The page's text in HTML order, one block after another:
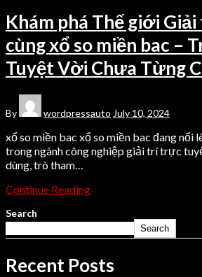
Khám phá Thế giới
cùng xổ so miền bac –
Tuyệt Vời Chưa Từng
By wordpressauto July 10, 2024
xổ so miền bac xổ so miền bac đang nổi
trong ngành công nghiệp giải trí trực
dùng, trò tham…
Continue Reading
Search
Search
Recent Posts